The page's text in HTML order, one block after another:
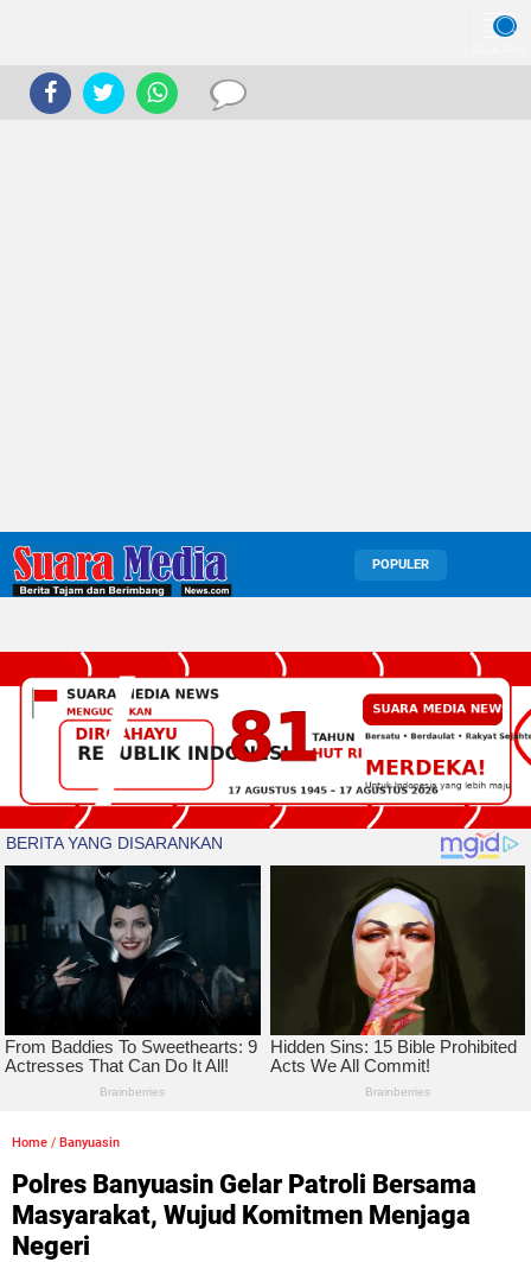
POPULER
Home / Banyuasin
Polres Banyuasin Gelar Patroli Bersama
Masyarakat, Wujud Komitmen Menjaga
Negeri